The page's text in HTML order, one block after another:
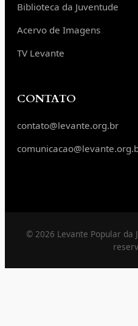
Biblioteca da Juventude
Acervo de Imagens
TV Levante
CONTATO
contato@levante.org.br
© 2026 Levante Popular da